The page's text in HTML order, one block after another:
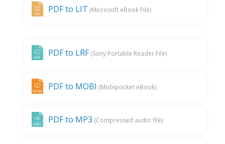
PDF to LIT (Microsoft eBook File)
PDF to LRF (Sony Portable Reader File)
PDF to MOBI (Mobipocket eBook)
PDF to MP3 (Compressed audio file)